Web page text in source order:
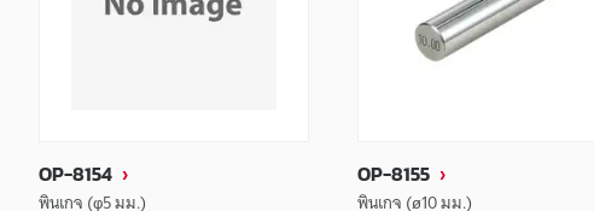
OP-8154
พินเกจ (φ5 มม.)
OP-8155
พินเกจ (ø10 มม.)